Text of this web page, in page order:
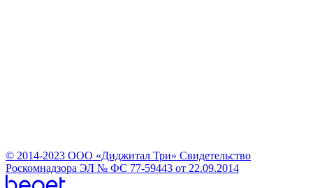
© 2014-2023 ООО «Диджитал Три» Свидетельство
Роскомнадзора ЭЛ № ФС 77-59443 от 22.09.2014